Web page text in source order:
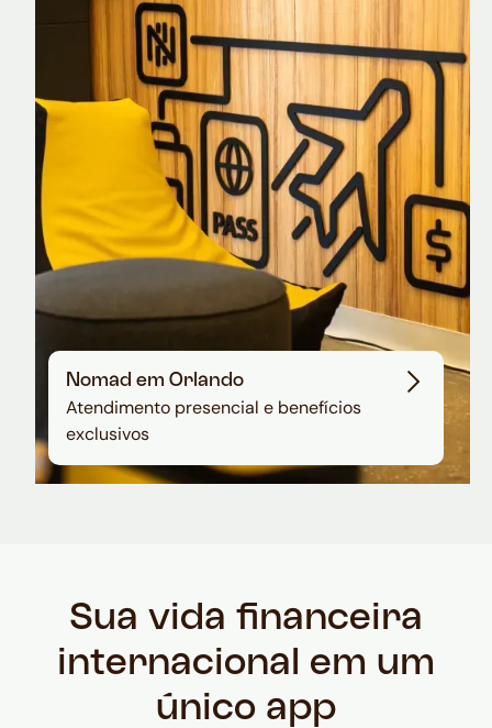
Nomad Explorer
Cartão de crédito brasileiro com cashback
em dólar
Nomad em Orlando
Atendimento presencial e benefícios
exclusivos
Sua vida financeira
internacional em um
único app